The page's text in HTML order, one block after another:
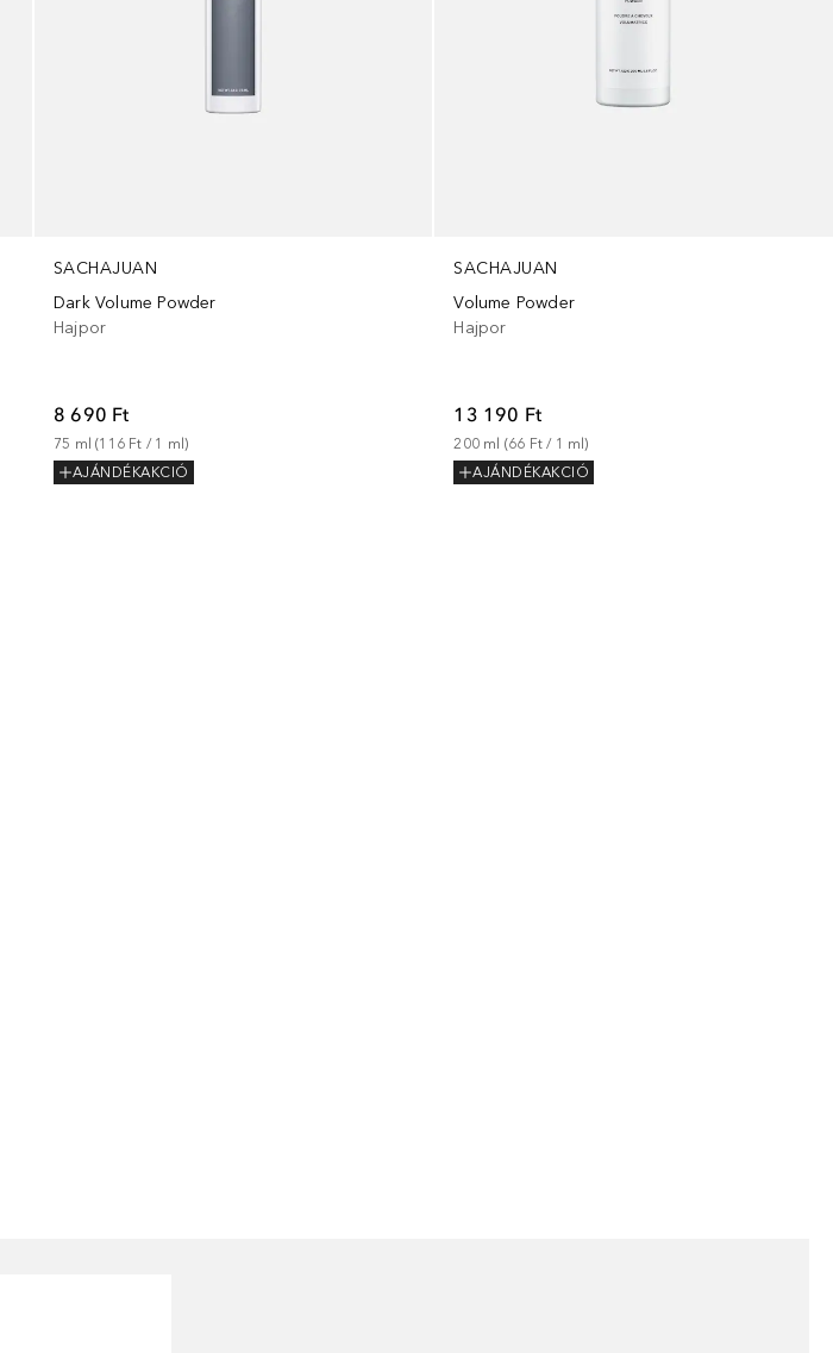
SACHAJUAN
Dark Volume Powder
Hajpor
8 690 Ft
75 ml (116 Ft / 1 ml)
AJÁNDÉKAKCIÓ
SACHAJUAN
Volume Powder
Hajpor
13 190 Ft
200 ml (66 Ft / 1 ml)
AJÁNDÉKAKCIÓ